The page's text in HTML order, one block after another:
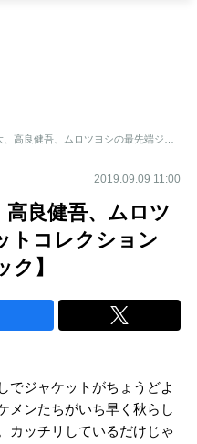
2019.09.09 11:00
良健吾、ムロツ
トコレクション
ク】
でジャケットがちょうどよ
メンたちがいち早く秋らし
カッチリしているだけじゃ